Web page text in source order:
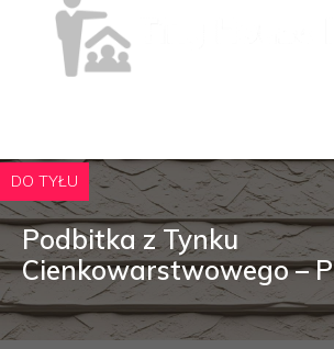
DO TYŁU
Podbitka z Tynku
Cienkowarstwowego –